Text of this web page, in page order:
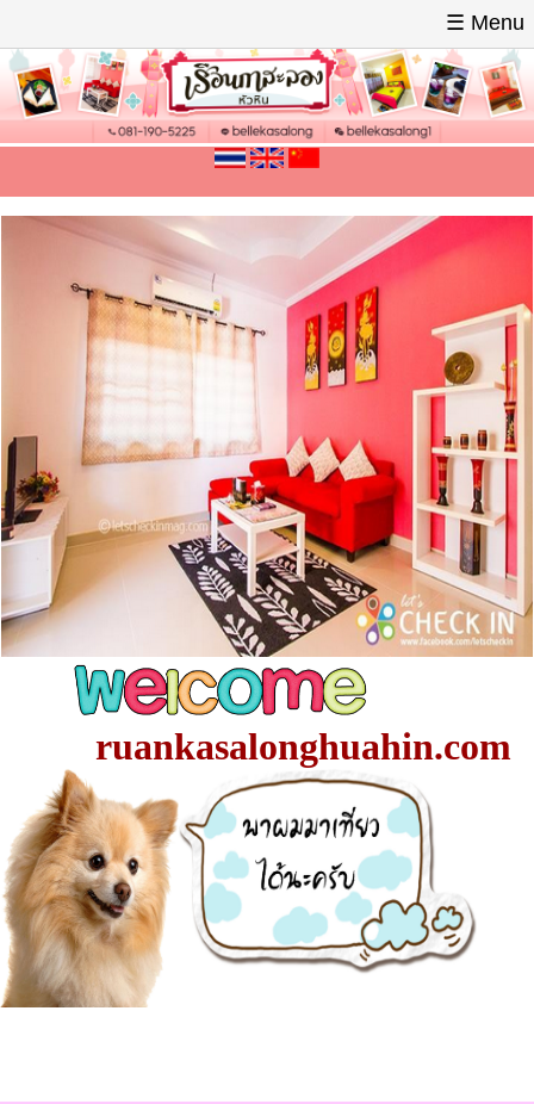
☰ Menu
ruankasalonghuahin.com
หน้าหลัก
อัลบั้มภาพ
สำรองบ้านพัก
ช่องทางการชำระเงิน
ติดต่อ